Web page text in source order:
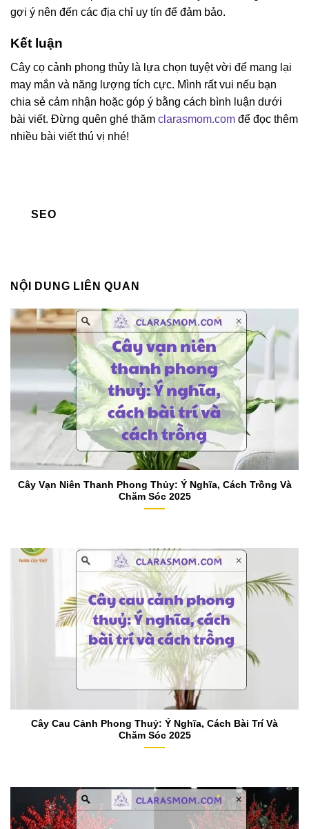
gợi ý nên đến các địa chỉ uy tín để đảm bảo.
Kết luận
Cây cọ cảnh phong thủy là lựa chọn tuyệt vời để mang lại
may mắn và năng lượng tích cực. Mình rất vui nếu bạn
chia sẻ cảm nhận hoặc góp ý bằng cách bình luận dưới
bài viết. Đừng quên ghé thăm clarasmom.com để đọc thêm
nhiều bài viết thú vị nhé!
SEO
NỘI DUNG LIÊN QUAN
Cây Vạn Niên Thanh Phong Thủy: Ý Nghĩa, Cách Trồng Và
Chăm Sóc 2025
Cây Cau Cảnh Phong Thuỷ: Ý Nghĩa, Cách Bài Trí Và
Chăm Sóc 2025